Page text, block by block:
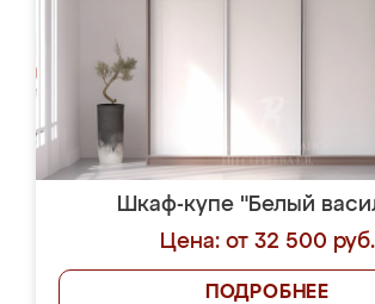
Шкаф-купе "Белый
Цена: от 32 500 руб.
ПОДРОБНЕЕ